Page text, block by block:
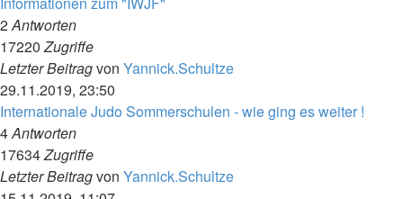
2Antworten
17220Zugriffe
Letzter Beitragvon Yannick.Schultze
29.11.2019, 23:50
Internationale Judo Sommerschulen - wie ging es weiter !
4Antworten
17634Zugriffe
Letzter Beitragvon Yannick.Schultze